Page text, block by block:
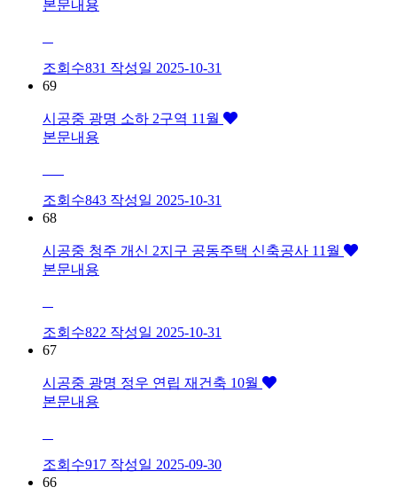
본문내용
조회수831 작성일 2025-10-31
69
시공중 광명 소하 2구역 11월
본문내용
조회수843 작성일 2025-10-31
68
시공중 청주 개신 2지구 공동주택 신축공사 11월
본문내용
조회수822 작성일 2025-10-31
67
시공중 광명 정우 연립 재건축 10월
본문내용
조회수917 작성일 2025-09-30
66